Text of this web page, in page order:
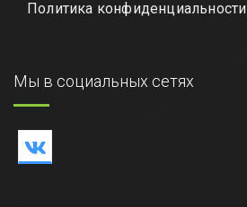
Политика конфиденциальности
Мы в социальных сетях